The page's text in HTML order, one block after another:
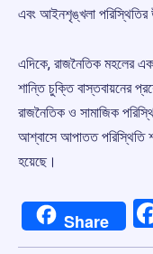
এবং আইনশৃঙ্খলা পরিস্থিতির
এদিকে, রাজনৈতিক মহলের
শান্তি চুক্তি বাস্তবায়নের
রাজনৈতিক ও সামাজিক
আশ্বাসে আপাতত পরিস্থিতি
হয়েছে।
Share